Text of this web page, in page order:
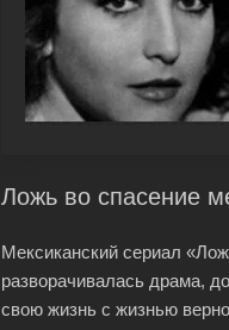
Ложь во спасение
Мексиканский сериал
разворачивалась драма,
свою жизнь с жизнью